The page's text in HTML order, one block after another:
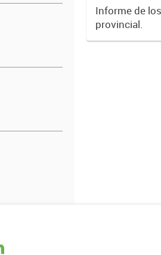
Informe de
provincial.